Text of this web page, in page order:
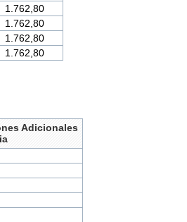
1.762,80
1.762,80
1.762,80
1.762,80
Adicionales